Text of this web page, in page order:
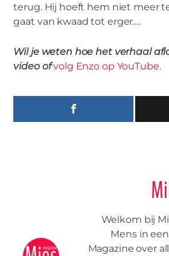
terug. Hij hoeft hem niet meer
gaat van kwaad tot erger….
Wil je weten hoe het verhaal
video ofvolg Enzo op YouTube.
Welkom bij
Mens in
Magazine over